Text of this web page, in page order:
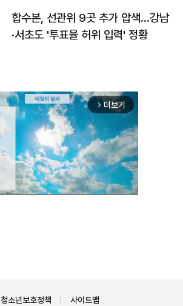
합수본, 선관위 9곳 추가 압색…강남
·서초도 '투표율 허위 입력' 정황
arrow_forward_ios 더보기
청소년보호정책 사이트맵